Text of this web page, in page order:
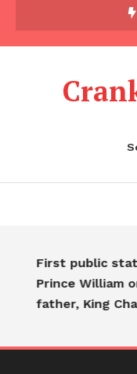
First public
Prince William
father, King